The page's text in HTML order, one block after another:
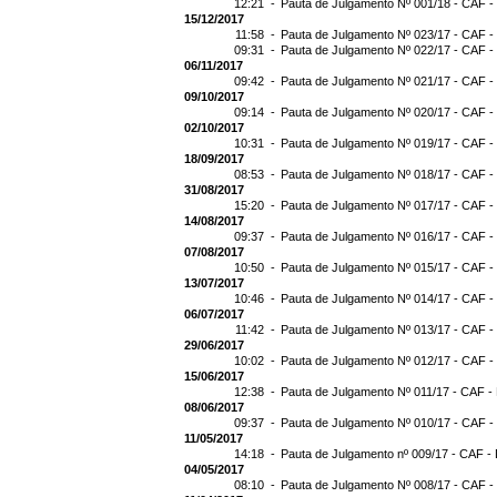
12:21 - Pauta de Julgamento Nº 001/18 - CAF
15/12/2017
11:58 - Pauta de Julgamento Nº 023/17 - CAF
09:31 - Pauta de Julgamento Nº 022/17 - CAF
06/11/2017
09:42 - Pauta de Julgamento Nº 021/17 - CAF -
09/10/2017
09:14 - Pauta de Julgamento Nº 020/17 - CAF -
02/10/2017
10:31 - Pauta de Julgamento Nº 019/17 - CAF
18/09/2017
08:53 - Pauta de Julgamento Nº 018/17 - CAF
31/08/2017
15:20 - Pauta de Julgamento Nº 017/17 - CAF
14/08/2017
09:37 - Pauta de Julgamento Nº 016/17 - CAF
07/08/2017
10:50 - Pauta de Julgamento Nº 015/17 - CAF
13/07/2017
10:46 - Pauta de Julgamento Nº 014/17 - CAF
06/07/2017
11:42 - Pauta de Julgamento Nº 013/17 - CAF -
29/06/2017
10:02 - Pauta de Julgamento Nº 012/17 - CAF
15/06/2017
12:38 - Pauta de Julgamento Nº 011/17 - CAF -
08/06/2017
09:37 - Pauta de Julgamento Nº 010/17 - CAF
11/05/2017
14:18 - Pauta de Julgamento nº 009/17 - CAF -
04/05/2017
08:10 - Pauta de Julgamento Nº 008/17 - CAF